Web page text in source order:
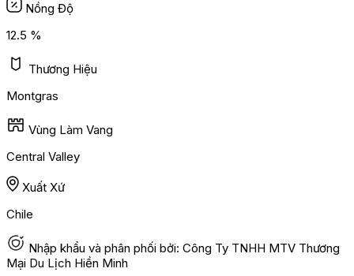
Nồng Độ
12.5 %
Thương Hiệu
Montgras
Vùng Làm Vang
Central Valley
Xuất Xứ
Chile
Nhập khẩu và phân phối bởi: Công Ty TNHH MTV Thương
Mại Du Lịch Hiền Minh